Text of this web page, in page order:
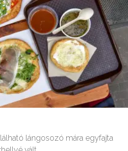
lángosozó mára egyfajta